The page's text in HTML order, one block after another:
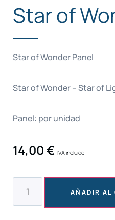
Star of
Star of Wonder Panel
Star of Wonder – Star of
Panel: por unidad
14,00€ IVA incluido
AÑADIR AL